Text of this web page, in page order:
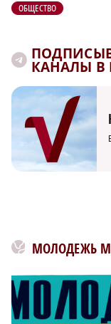
ОБЩЕСТВО
КАНАЛЫ В
МОЛОДЕЖЬ